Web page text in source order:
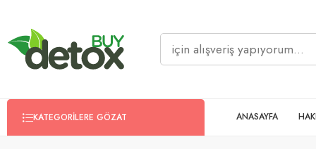
KATEGORILERE GÖZAT ANASAYFA